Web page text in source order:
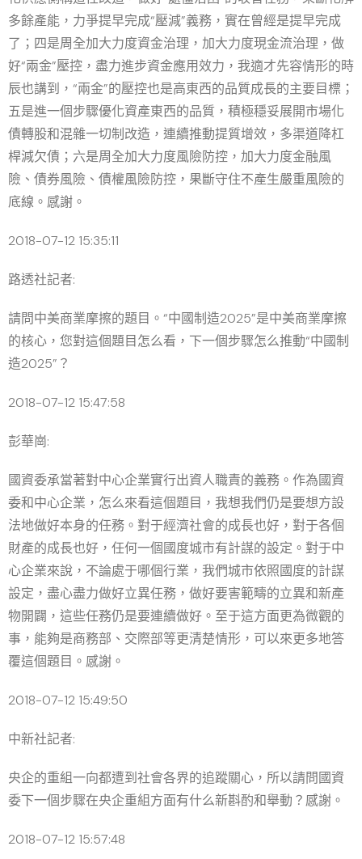
多餘產能，力爭提早完成“壓減”義務，實在曾經是提早完成
了；四是周全加大力度資金治理，加大力度現金流治理，做
好“兩金”壓控，盡力進步資金應用效力，我適才先容情形的時
辰也講到，“兩金”的壓控也是高東西的品質成長的主要目標；
五是進一個步驟優化資產東西的品質，積極穩妥展開市場化
債轉股和混雜一切制改造，連續推動提質增效，多渠道降杠
桿減欠債；六是周全加大力度風險防控，加大力度金融風
險、債券風險、債權風險防控，果斷守住不產生嚴重風險的
底線。感謝。
2018-07-12 15:35:11
路透社記者:
請問中美商業摩擦的題目。“中國制造2025”是中美商業摩擦
的核心，您對這個題目怎么看，下一個步驟怎么推動“中國制
造2025”？
2018-07-12 15:47:58
彭華崗:
國資委承當著對中心企業實行出資人職責的義務。作為國資
委和中心企業，怎么來看這個題目，我想我們仍是要想方設
法地做好本身的任務。對于經濟社會的成長也好，對于各個
財產的成長也好，任何一個國度城市有計謀的設定。對于中
心企業來說，不論處于哪個行業，我們城市依照國度的計謀
設定，盡心盡力做好立異任務，做好要害範疇的立異和新產
物開闢，這些任務仍是要連續做好。至于這方面更為微觀的
事，能夠是商務部、交際部等更清楚情形，可以來更多地答
覆這個題目。感謝。
2018-07-12 15:49:50
中新社記者:
央企的重組一向都遭到社會各界的追蹤關心，所以請問國資
委下一個步驟在央企重組方面有什么新斟酌和舉動？感謝。
2018-07-12 15:57:48